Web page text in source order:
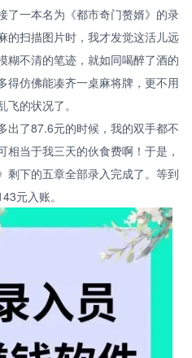
了一本名为《都市奇门赘婿》的录
的扫描图片时，我才发觉这活儿远
糊不清的笔迹，就如同喝醉了酒的
得仿佛能凑齐一桌麻将牌，更不用
的状况了。
出了87.6元的时候，我的双手都不
当于我三天的伙食费啊！于是，
剩下的五章全部录入完成了。等到
元入账。